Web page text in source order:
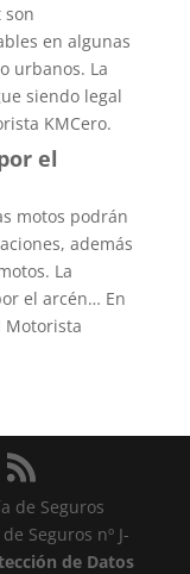
son
en algunas
urbanos. La
siendo legal
KMCero.
el
motos podrán
además
La
el arcén… En
Motorista
de Seguros
Seguros nº J-
de Datos